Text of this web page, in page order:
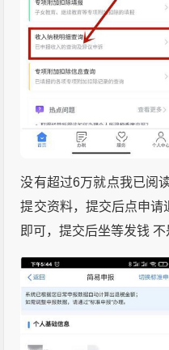
没有超过6万就点我已阅
提交资料，提交后点申请
即可，提交后坐等发钱 不